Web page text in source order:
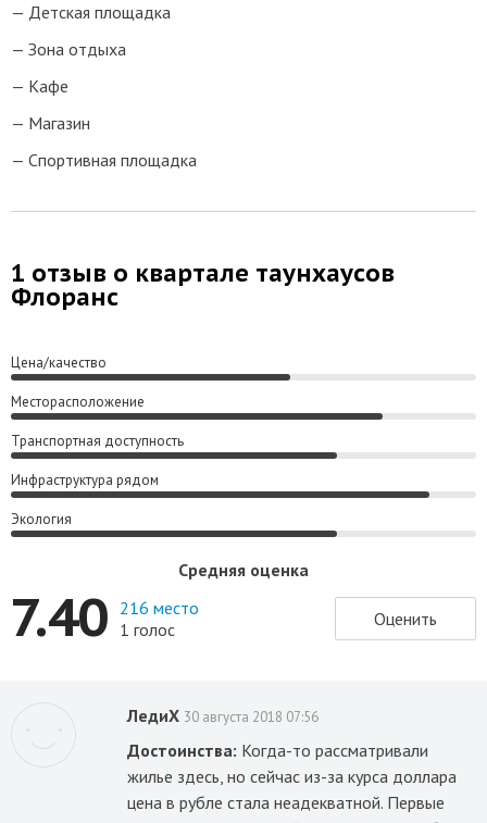
Детская площадка
Зона отдыха
Кафе
Магазин
Спортивная площадка
1 отзыв о квартале таунхаусов
Флоранс
Цена/качество
Месторасположение
Транспортная доступность
Инфраструктура рядом
Экология
Средняя оценка
7.40 216 место
1 голос
Оценить
ЛедиХ 30 августа 2018 07:56
Достоинства: Когда-то рассматривали
жилье здесь, но сейчас из-за курса доллара
цена в рубле стала неадекватной. Первые